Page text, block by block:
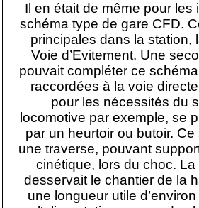
Il en était de même pour
schéma type de gare CFD.
principales dans la station,
Voie d’Evitement. Une
pouvait compléter ce
raccordées à la voie
pour les nécessités du
locomotive par exemple, se
par un heurtoir ou butoir.
une traverse, pouvant
cinétique, lors du choc.
desservait le chantier de la
une longueur utile